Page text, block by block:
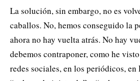
La solución, sin embargo, no es
caballos. No, hemos conseguido la
ahora no hay vuelta atrás. No hay
debemos contraponer, como he
redes sociales, en los periódicos,